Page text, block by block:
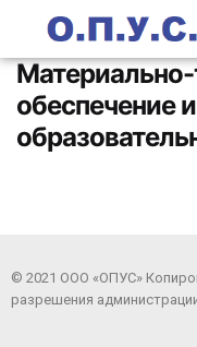
Материально-
обеспечение
© 2021 ООО «ОПУС»
разрешения